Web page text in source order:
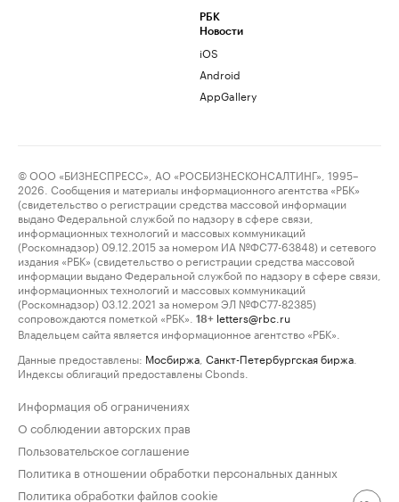
РБК
Новости
iOS
Android
AppGallery
© ООО «БИЗНЕСПРЕСС», АО «РОСБИЗНЕСКОНСАЛТИНГ», 1995–
2026. Сообщения и материалы информационного агентства «РБК»
(свидетельство о регистрации средства массовой информации
выдано Федеральной службой по надзору в сфере связи,
информационных технологий и массовых коммуникаций
(Роскомнадзор) 09.12.2015 за номером ИА №ФС77-63848) и сетевого
издания «РБК» (свидетельство о регистрации средства массовой
информации выдано Федеральной службой по надзору в сфере связи,
информационных технологий и массовых коммуникаций
(Роскомнадзор) 03.12.2021 за номером ЭЛ №ФС77-82385)
сопровождаются пометкой «РБК».
18+ letters@rbc.ru
Владельцем сайта является информационное агентство «РБК».
Данные предоставлены: Мосбиржа Санкт-Петербургская биржа
Индексы облигаций предоставлены Cbonds.
Информация об ограничениях
О соблюдении авторских прав
Пользовательское соглашение
Политика в отношении обработки персональных данных
Политика обработки файлов cookie